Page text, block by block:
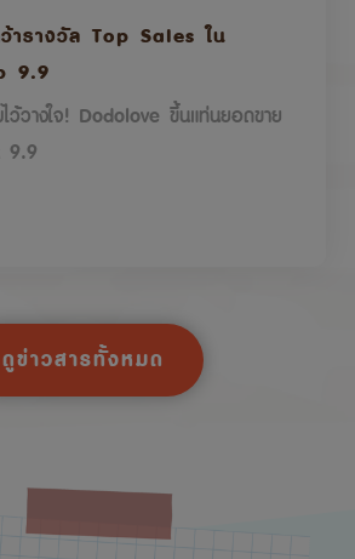
ารางวัล Top Sales ใน
9.9
วางใจ! Dodolove ขึ้นแท่นยอดขาย
9.9
ดูข่าวสารทั้งหมด